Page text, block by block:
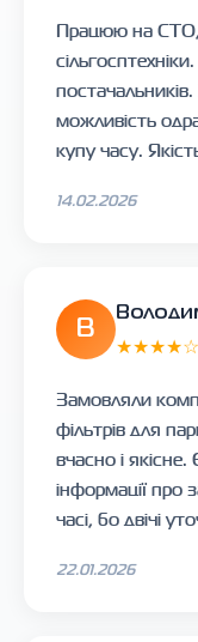
Працюю на СТО,
можливість
купу часу.
14.02.2026
В
★★★★☆
Замовляли
фільтрів для
вчасно і
інформації про
часі, бо двічі
22.01.2026